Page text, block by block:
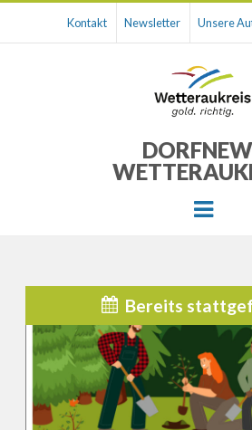
Kontakt Newsletter Unsere
Menu
Bereits